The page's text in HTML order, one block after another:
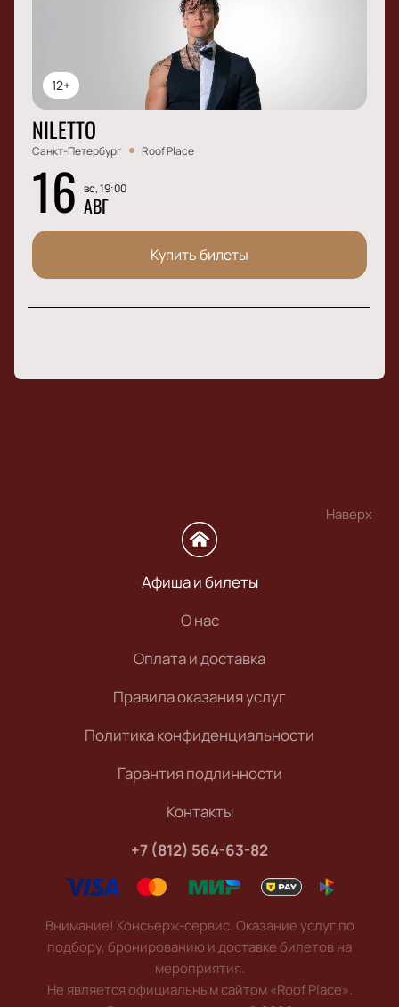
12+
NILETTO
Санкт-Петербург Roof Place
16 вс, 19:00
АВГ
Купить билеты
Наверх
Афиша и билеты
О нас
Оплата и доставка
Правила оказания услуг
Политика конфиденциальности
Гарантия подлинности
Контакты
+7 (812) 564-63-82
Внимание! Консьерж-сервис. Оказание услуг по
подбору, бронированию и доставке билетов на
мероприятия.
Не является официальным сайтом «Roof Place».